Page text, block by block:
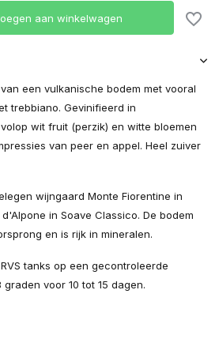
aan winkelwagen
een vulkanische bodem met vooral
trebbiano. Gevinifieerd in
wit fruit (perzik) en witte bloemen
van peer en appel. Heel zuiver
wijngaard Monte Fiorentine in
in Soave Classico. De bodem
en is rijk in mineralen.
tanks op een gecontroleerde
voor 10 tot 15 dagen.